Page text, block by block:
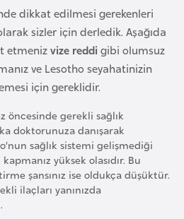
dikkat edilmesi gerekenleri
sizler için derledik. Aşağıda
etmenizvize reddi gibi olumsuz
ve Lesotho seyahatinizin
için gereklidir.
öncesinde gerekli sağlık
doktorunuza danışarak
sağlık sistemi gelişmediği
yüksek olasıdır. Bu
şansınız ise oldukça düşüktür.
ilaçları yanınızda